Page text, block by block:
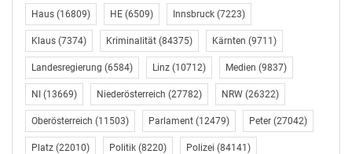
Haus (16809) HE (6509) Innsbruck (7223)
Klaus (7374) Kriminalität (84375) Kärnten (9711)
Landesregierung (6584) Linz (10712) Medien (9837)
NI (13669) Niederösterreich (27782) NRW (26322)
Oberösterreich (11503) Parlament (12479) Peter (27042)
Platz (22010) Politik (8220) Polizei (84141)